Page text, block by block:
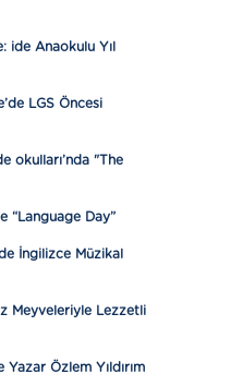
ide Anaokulu Yıl
LGS Öncesi
okulları’nda "The
“Language Day”
İngilizce Müzikal
Meyveleriyle Lezzetli
Özlem Yıldırım